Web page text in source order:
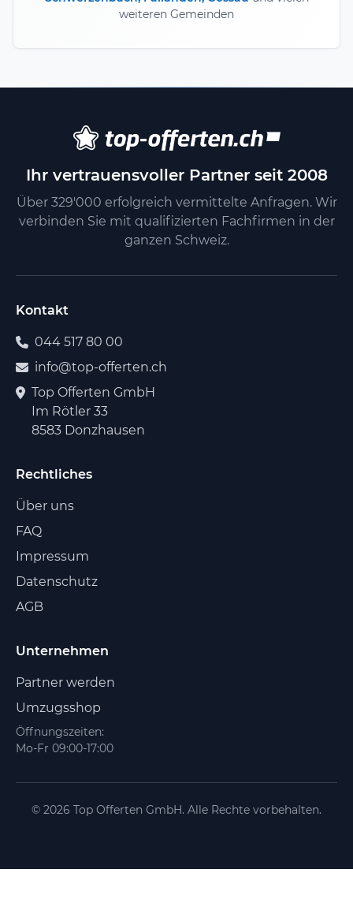
weiteren Gemeinden
Ihr vertrauensvoller Partner seit 2008
Über 329'000 erfolgreich vermittelte Anfragen. Wir
verbinden Sie mit qualifizierten Fachfirmen in der
ganzen Schweiz.
Kontakt
044 517 80 00
info@top-offerten.ch
Top Offerten GmbH
Im Rötler 33
8583 Donzhausen
Rechtliches
Über uns
FAQ
Impressum
Datenschutz
AGB
Unternehmen
Partner werden
Umzugsshop
Öffnungszeiten:
Mo-Fr 09:00-17:00
© 2026 Top Offerten GmbH. Alle Rechte vorbehalten.